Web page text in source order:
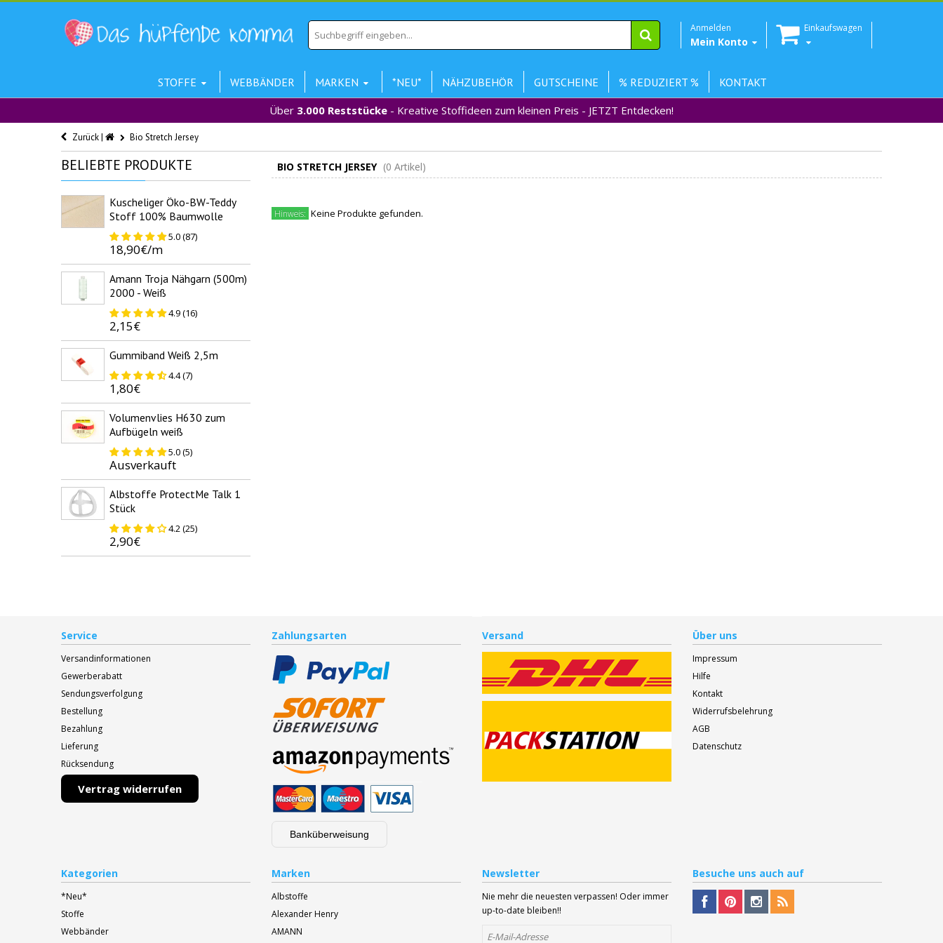
Anmelden
Mein Konto
Einkaufswagen
STOFFE WEBBÄNDER MARKEN *NEU* NÄHZUBEHÖR GUTSCHEINE % REDUZIERT %
KONTAKT
Über 3.000 Reststücke - Kreative Stoffideen zum kleinen Preis - JETZT Entdecken!
Zurück | Bio Stretch Jersey
BELIEBTE PRODUKTE
Kuscheliger Öko-BW-Teddy
Stoff 100% Baumwolle
5.0 (87)
18,90€/m
Amann Troja Nähgarn (500m)
2000 - Weiß
4.9 (16)
2,15€
Gummiband Weiß 2,5m
4.4 (7)
1,80€
Volumenvlies H630 zum
Aufbügeln weiß
5.0 (5)
Ausverkauft
Albstoffe ProtectMe Talk 1
Stück
4.2 (25)
2,90€
BIO STRETCH JERSEY (0 Artikel)
Hinweis: Keine Produkte gefunden.
Service
Versandinformationen
Gewerberabatt
Sendungsverfolgung
Bestellung
Bezahlung
Lieferung
Rücksendung
Vertrag widerrufen
Zahlungsarten
Banküberweisung
Versand Über uns
Impressum
Hilfe
Kontakt
Widerrufsbelehrung
AGB
Datenschutz
Kategorien
*Neu*
Stoffe
Webbänder
Marken
Albstoffe
Alexander Henry
AMANN
Newsletter
Nie mehr die neuesten verpassen! Oder immer
up-to-date bleiben!!
Besuche uns auch auf